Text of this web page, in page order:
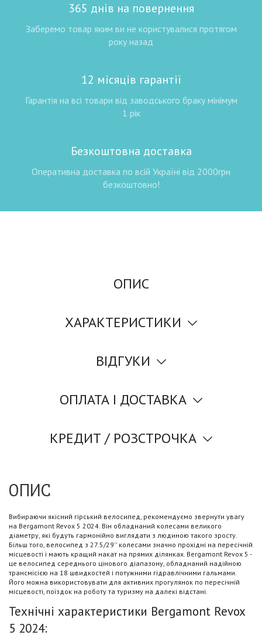
365 днів на повернення
Заберемо товар яким ви не користувалися протягом
року назад
12 місяців гарантії
Гарантія на всі товари від заводського браку мінімум
1 рік
Безкоштовна доставка
Оперативна доставка по всій Україні від 2000грн
безкоштовно!
ОПИС
ХАРАКТЕРИСТИКИ
ВІДГУКИ
ОПЛАТА І ДОСТАВКА
КРЕДИТ / РОЗСТРОЧКА
ОПИС
Вибираючи якісний гірський велосипед, рекомендуємо звернути увагу
на Bergamont Revox 5 2024. Він обладнаний колесами великого
діаметру, які будуть гармонійно виглядати з людиною такого зросту.
Більш того, велосипед з 27.5/29'' колесами значно прохідні на пересічній
місцевості і мають кращий накат на прямих ділянках. Bergamont Revox 5 -
це велосипед середнього цінового діапазону, обладнаний надійною
трансмісією на 18 швидкостей і потужними гідравлічними гальмами.
Його можна використовувати для активних прогулянок по пересічній
місцевості, поїздок на роботу та туризму на далекі відстані.
Технічні характеристики Bergamont Revox
5 2024: